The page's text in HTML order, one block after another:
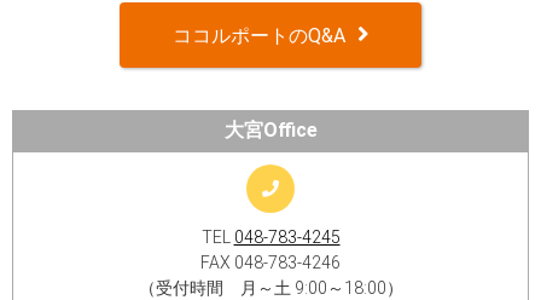
ココルポートのQ&A
大宮Office
TEL 048-783-4245
FAX 048-783-4246
（受付時間 月～土 9:00～18:00）